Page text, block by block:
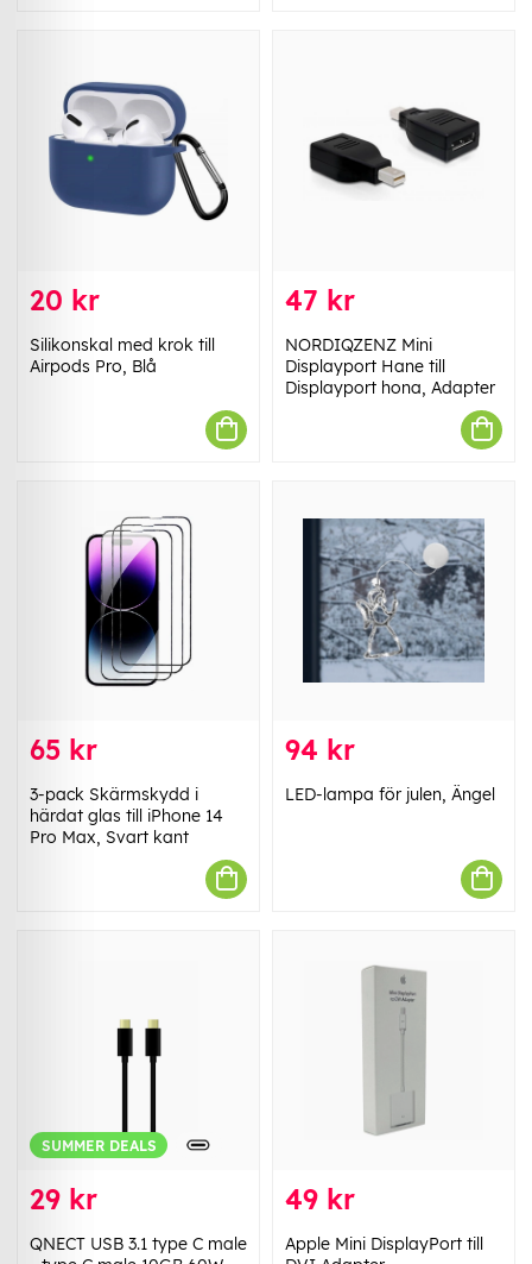
20 kr
Silikonskal med krok till
Airpods Pro, Blå
47 kr
NORDIQZENZ Mini
Displayport Hane till
Displayport hona, Adapter
65 kr
3-pack Skärmskydd i
härdat glas till iPhone 14
Pro Max, Svart kant
94 kr
LED-lampa för julen, Ängel
SUMMER DEALS
29 kr
QNECT USB 3.1 type C male
49 kr
Apple Mini DisplayPort till